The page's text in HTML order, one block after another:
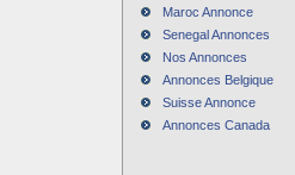
Maroc Annonce
Senegal Annonces
Nos Annonces
Annonces Belgique
Suisse Annonce
Annonces Canada